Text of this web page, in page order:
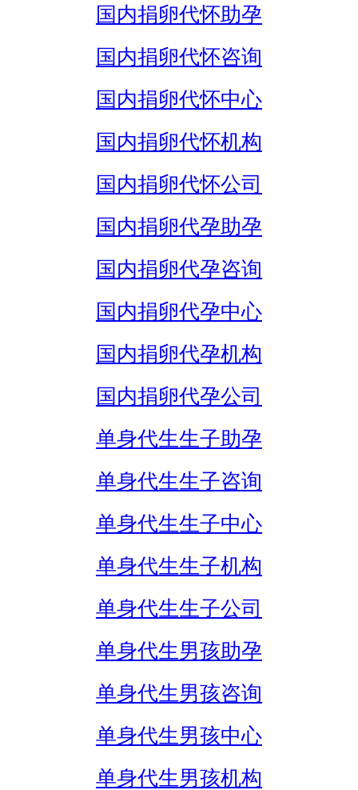
国内捐卵代怀助孕
国内捐卵代怀咨询
国内捐卵代怀中心
国内捐卵代怀机构
国内捐卵代怀公司
国内捐卵代孕助孕
国内捐卵代孕咨询
国内捐卵代孕中心
国内捐卵代孕机构
国内捐卵代孕公司
单身代生生子助孕
单身代生生子咨询
单身代生生子中心
单身代生生子机构
单身代生生子公司
单身代生男孩助孕
单身代生男孩咨询
单身代生男孩中心
单身代生男孩机构